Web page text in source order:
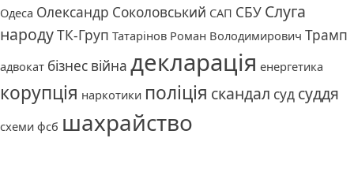
Одеса Олександр Соколовський САП СБУ Слуга
народуТК-Груп Татарінов Роман Володимирович Трамп
адвокат бізнес війна декларація енергетика
корупція наркотики поліція скандал суд суддя
схеми фсб шахрайство